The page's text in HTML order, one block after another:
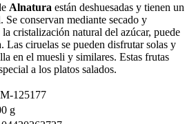
Alnatura están deshuesadas y tienen un
Se conservan mediante secado y
cristalización natural del azúcar, puede
Las ciruelas se pueden disfrutar solas y
en el muesli y similares. Estas frutas
a los platos salados.
125177
g